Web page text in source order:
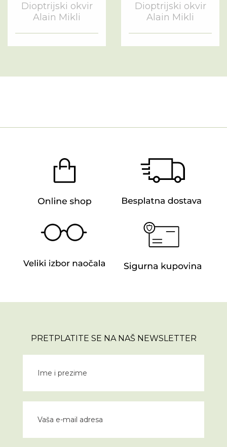
Dioptrijski okvir
Alain Mikli
Dioptrijski okvir
Alain Mikli
PRETPLATITE SE NA NAŠ NEWSLETTER